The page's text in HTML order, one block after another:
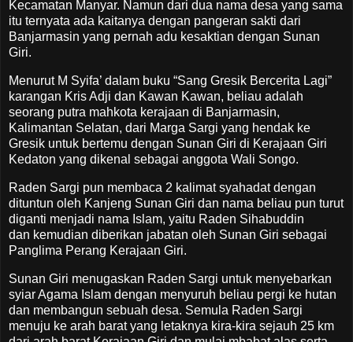
Kecamatan Manyar. Namun dari dua nama desa yang sama
itu ternyata ada kaitanya dengan pangeran sakti dari
Banjarmasin yang pernah adu kesaktian dengan Sunan
Giri.
Menurut M Syifa’ dalam buku “Sang Gresik Bercerita Lagi”
karangan Kris Adji dan Kawan Kawan, beliau adalah
seorang putra mahkota kerajaan di Banjarmasin,
Kalimantan Selatan, dari Marga Sargi yang hendak ke
Gresik untuk bertemu dengan Sunan Giri di Kerajaan Giri
Kedaton yang dikenal sebagai anggota Wali Songo.
Raden Sargi pun membaca 2 kalimat syahadat dengan
dituntun oleh Kanjeng Sunan Giri dan nama beliau pun turut
diganti menjadi nama Islam, yaitu Raden Sihabuddin
dan kemudian diberikan jabatan oleh Sunan Giri sebagai
Panglima Perang Kerajaan Giri.
Sunan Giri menugaskan Raden Sargi untuk menyebarkan
syiar Agama Islam dengan menyuruh beliau pergi ke hutan
dan membangun sebuah desa. Semula Raden Sargi
menuju ke arah barat yang letaknya kira-kira sejauh 25 km